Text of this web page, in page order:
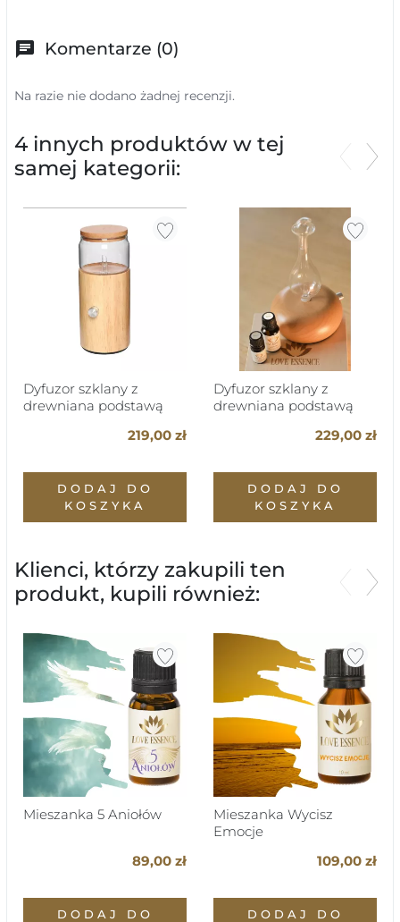
chat Komentarze (0)
Na razie nie dodano żadnej recenzji.
4 innych produktów w tej
samej kategorii:
Dyfuzor szklany z
drewniana podstawą
219,00 zł
DODAJ DO
KOSZYKA
Dyfuzor szklany z
drewniana podstawą
229,00 zł
DODAJ DO
KOSZYKA
Klienci, którzy zakupili ten
produkt, kupili również:
Mieszanka 5 Aniołów
89,00 zł
DODAJ DO
Mieszanka Wycisz
Emocje
109,00 zł
DODAJ DO